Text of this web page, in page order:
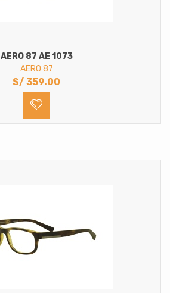
AERO 87 AE 1073
AERO 87
S/ 359.00